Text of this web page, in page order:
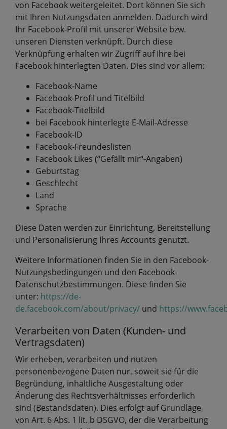
von Facebook weitergeleitet. Dort können Sie sich
mit Ihren Nutzungsdaten anmelden. Dadurch wird
Ihr Facebook-Profil mit unserer Website bzw.
unseren Diensten verknüpft. Durch diese
Verknüpfung erhalten wir Zugriff auf Ihre bei
Facebook hinterlegten Daten. Dies sind vor allem:
Facebook-Name
Facebook-Profil und Titelbild
Facebook-Titelbild
bei Facebook hinterlegte E-Mail-Adresse
Facebook-ID
Facebook-Freundeslisten
Facebook Likes (“Gefällt mir“-Angaben)
Geburtstag
Geschlecht
Land
Sprache
Diese Daten werden zur Einrichtung, Bereitstellung
und Personalisierung Ihres Accounts genutzt.
Weitere Informationen finden Sie in den Facebook-
Nutzungsbedingungen und den Facebook-
Datenschutzbestimmungen. Diese finden Sie
unter: https://de-
de.facebook.com/about/privacy/ und https://
Verarbeiten von Daten (Kunden- und
Vertragsdaten)
Wir erheben, verarbeiten und nutzen
personenbezogene Daten nur, soweit sie für die
Begründung, inhaltliche Ausgestaltung oder
Änderung des Rechtsverhältnisses erforderlich
sind (Bestandsdaten). Dies erfolgt auf Grundlage
von Art. 6 Abs. 1 lit. b DSGVO, der die Verarbeitung